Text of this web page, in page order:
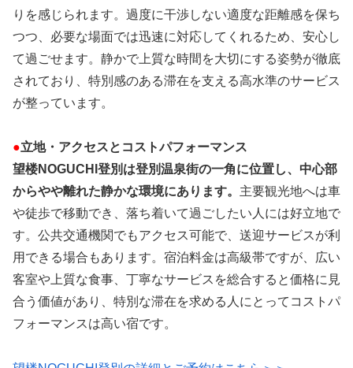
りを感じられます。過度に干渉しない適度な距離感を保ち
つつ、必要な場面では迅速に対応してくれるため、安心し
て過ごせます。静かで上質な時間を大切にする姿勢が徹底
されており、特別感のある滞在を支える高水準のサービス
が整っています。
●立地・アクセスとコストパフォーマンス
望楼NOGUCHI登別は登別温泉街の一角に位置し、中心部
からやや離れた静かな環境にあります。 主要観光地へは車
や徒歩で移動でき、落ち着いて過ごしたい人には好立地で
す。公共交通機関でもアクセス可能で、送迎サービスが利
用できる場合もあります。宿泊料金は高級帯ですが、広い
客室や上質な食事、丁寧なサービスを総合すると価格に見
合う価値があり、特別な滞在を求める人にとってコストパ
フォーマンスは高い宿です。